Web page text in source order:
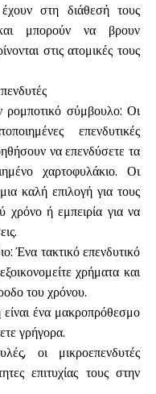
στη διάθεσή τους
και μπορούν να βρουν
στις ατομικές τους
ρομποτικό σύμβουλο: Οι
επενδυτικές
να επενδύσετε τα
χαρτοφυλάκιο. Οι
καλή επιλογή για τους
χρόνο ή εμπειρία για να
Ένα τακτικό επενδυτικό
χρήματα και
του χρόνου.
ένα μακροπρόθεσμο
γρήγορα.
οι μικροεπενδυτές
επιτυχίας τους στην